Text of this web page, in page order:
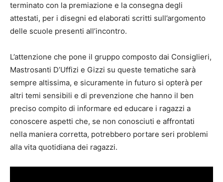
terminato con la premiazione e la consegna degli
attestati, per i disegni ed elaborati scritti sull’argomento
delle scuole presenti all’incontro.
L’attenzione che pone il gruppo composto dai Consiglieri,
Mastrosanti D’Uffizi e Gizzi su queste tematiche sarà
sempre altissima, e sicuramente in futuro si opterà per
altri temi sensibili e di prevenzione che hanno il ben
preciso compito di informare ed educare i ragazzi a
conoscere aspetti che, se non conosciuti e affrontati
nella maniera corretta, potrebbero portare seri problemi
alla vita quotidiana dei ragazzi.